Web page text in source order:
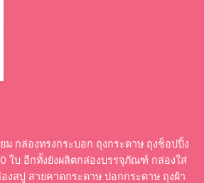
ม กล่องทรงกระบอก ถุงกระดาษ ถุงช็อปปิ้ง
ใบ อีกทั้งยังผลิตกล่องบรรจุภัณฑ์ กล่องใส่
งสบู่ สายคาดกระดาษ ปอกกระดาษ ถุงผ้า